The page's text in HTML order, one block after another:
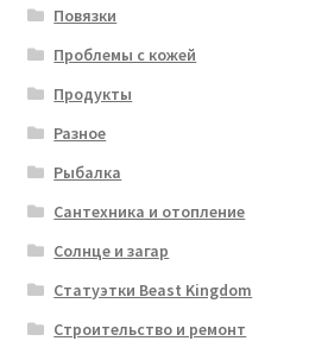
Повязки
Проблемы с кожей
Продукты
Разное
Рыбалка
Сантехника и отопление
Солнце и загар
Статуэтки Beast Kingdom
Строительство и ремонт